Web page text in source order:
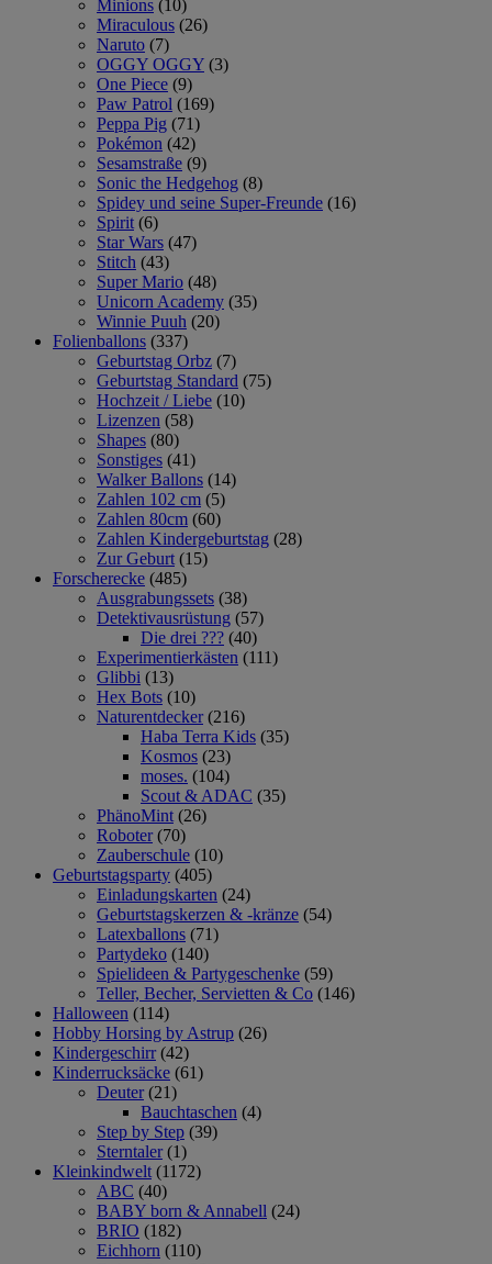
Minions (10)
Miraculous (26)
Naruto (7)
OGGY OGGY (3)
One Piece (9)
Paw Patrol (169)
Peppa Pig (71)
Pokémon (42)
Sesamstraße (9)
Sonic the Hedgehog (8)
Spidey und seine Super-Freunde (16)
Spirit (6)
Star Wars (47)
Stitch (43)
Super Mario (48)
Unicorn Academy (35)
Winnie Puuh (20)
Folienballons (337)
Geburtstag Orbz (7)
Geburtstag Standard (75)
Hochzeit / Liebe (10)
Lizenzen (58)
Shapes (80)
Sonstiges (41)
Walker Ballons (14)
Zahlen 102 cm (5)
Zahlen 80cm (60)
Zahlen Kindergeburtstag (28)
Zur Geburt (15)
Forscherecke (485)
Ausgrabungssets (38)
Detektivausrüstung (57)
Die drei ??? (40)
Experimentierkästen (111)
Glibbi (13)
Hex Bots (10)
Naturentdecker (216)
Haba Terra Kids (35)
Kosmos (23)
moses. (104)
Scout & ADAC (35)
PhänoMint (26)
Roboter (70)
Zauberschule (10)
Geburtstagsparty (405)
Einladungskarten (24)
Geburtstagskerzen & -kränze (54)
Latexballons (71)
Partydeko (140)
Spielideen & Partygeschenke (59)
Teller, Becher, Servietten & Co (146)
Halloween (114)
Hobby Horsing by Astrup (26)
Kindergeschirr (42)
Kinderrucksäcke (61)
Deuter (21)
Bauchtaschen (4)
Step by Step (39)
Sterntaler (1)
Kleinkindwelt (1172)
ABC (40)
BABY born & Annabell (24)
BRIO (182)
Eichhorn (110)